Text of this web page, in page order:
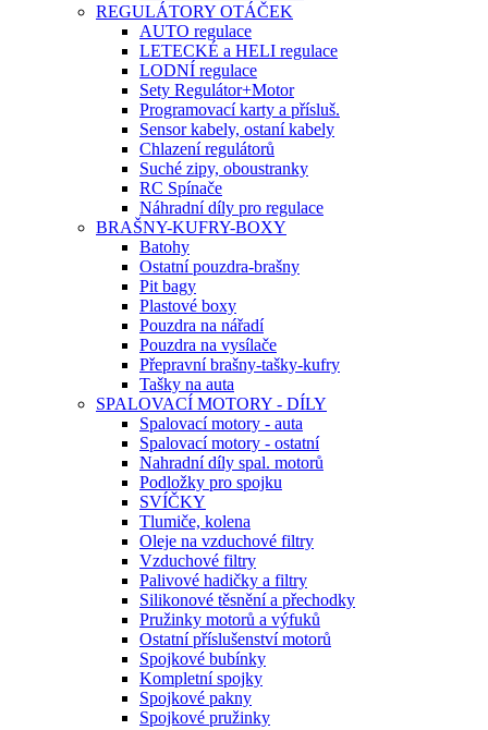
REGULÁTORY OTÁČEK
AUTO regulace
LETECKÉ a HELI regulace
LODNÍ regulace
Sety Regulátor+Motor
Programovací karty a přísluš.
Sensor kabely, ostaní kabely
Chlazení regulátorů
Suché zipy, oboustranky
RC Spínače
Náhradní díly pro regulace
BRAŠNY-KUFRY-BOXY
Batohy
Ostatní pouzdra-brašny
Pit bagy
Plastové boxy
Pouzdra na nářadí
Pouzdra na vysílače
Přepravní brašny-tašky-kufry
Tašky na auta
SPALOVACÍ MOTORY - DÍLY
Spalovací motory - auta
Spalovací motory - ostatní
Nahradní díly spal. motorů
Podložky pro spojku
SVÍČKY
Tlumiče, kolena
Oleje na vzduchové filtry
Vzduchové filtry
Palivové hadičky a filtry
Silikonové těsnění a přechodky
Pružinky motorů a výfuků
Ostatní příslušenství motorů
Spojkové bubínky
Kompletní spojky
Spojkové pakny
Spojkové pružinky